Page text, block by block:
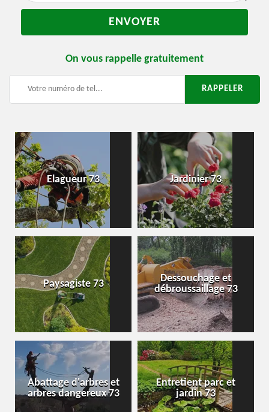
On vous rappelle gratuitement
Elagueur 73 Jardinier 73
Paysagiste 73
Dessouchage et
débroussaillage 73
Abattage d'arbres et
arbres dangereux 73
Entretient parc et
jardin 73